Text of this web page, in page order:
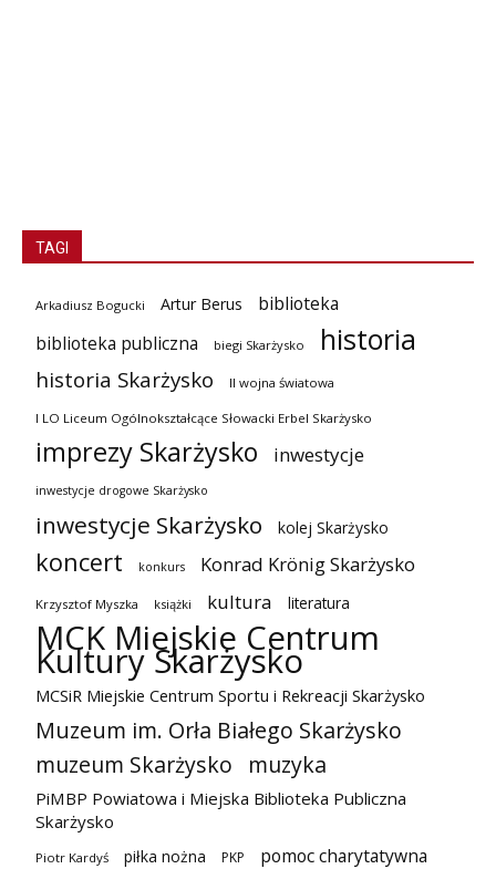
TAGI
Arkadiusz Bogucki Artur Berus
biblioteka
biblioteka publiczna
biegi Skarżysko historia
historia Skarżysko II wojna światowa
I LO Liceum Ogólnokształcące Słowacki Erbel Skarżysko
imprezy Skarżysko inwestycje
inwestycje drogowe Skarżysko
inwestycje Skarżysko kolej Skarżysko
koncert konkurs Konrad Krönig Skarżysko
Krzysztof Myszka książki kultura literatura
MCK Miejskie Centrum
Kultury Skarżysko
MCSiR Miejskie Centrum Sportu i Rekreacji Skarżysko
Muzeum im. Orła Białego Skarżysko
muzeum Skarżysko
muzyka
PiMBP Powiatowa i Miejska Biblioteka Publiczna
Skarżysko
Piotr Kardyś piłka nożna PKP
pomoc charytatywna